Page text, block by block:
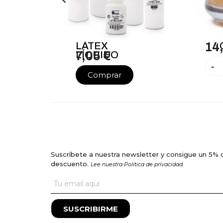
LÁTEX
LÍQUIDO
7,05 €
Comprar
-
Suscríbete a nuestra newsletter y consigue un 5%
descuento. Lee nuestra Política de privacidad.
SUSCRIBIRME